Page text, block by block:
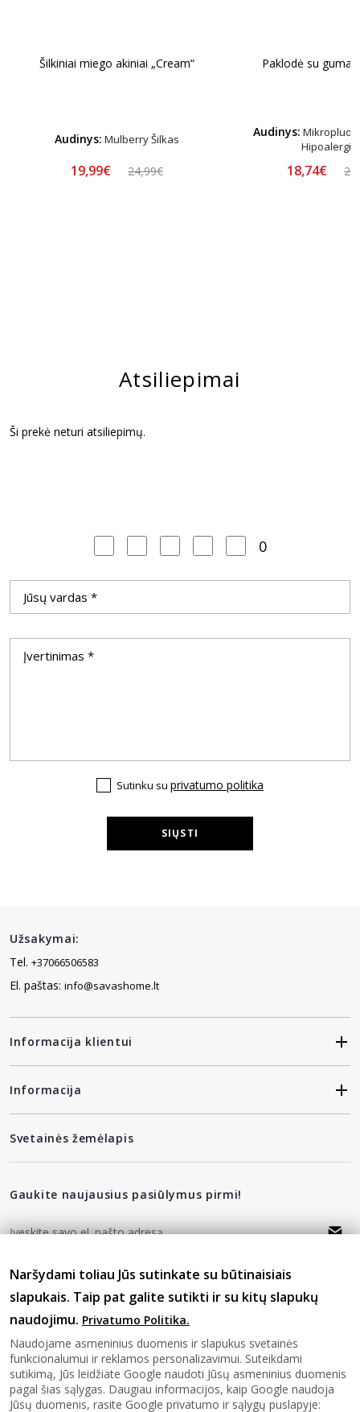
Šilkiniai miego akiniai „Cream“
Audinys: Mulberry Šilkas
19,99€ 24,99€
Paklodė su guma
Audinys:
18,74€
Atsiliepimai
Ši prekė neturi atsiliepimų.
0
Sutinku su privatumo politika
SIŲSTI
Užsakymai:
Tel. +37066506583
El. paštas: info@savashome.lt
Informacija klientui
Informacija
Svetainės žemėlapis
Gaukite naujausius pasiūlymus pirmi!
Sutinku suprivatumo politika
Sekite mus
Naršydami toliau Jūs sutinkate su būtinaisiais
slapukais. Taip pat galite sutikti ir su kitų slapukų
naudojimu. Privatumo Politika.
Naudojame asmeninius duomenis ir slapukus svetainės
funkcionalumui ir reklamos personalizavimui. Suteikdami
sutikimą, Jūs leidžiate Google naudoti Jūsų asmeninius duomenis
pagal šias sąlygas. Daugiau informacijos, kaip Google naudoja
Jūsų duomenis, rasite Google privatumo ir sąlygų puslapyje: